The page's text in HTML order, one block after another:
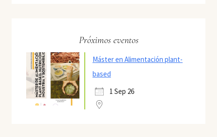
Próximos eventos
Máster en Alimentación plant-
based
1 Sep 26